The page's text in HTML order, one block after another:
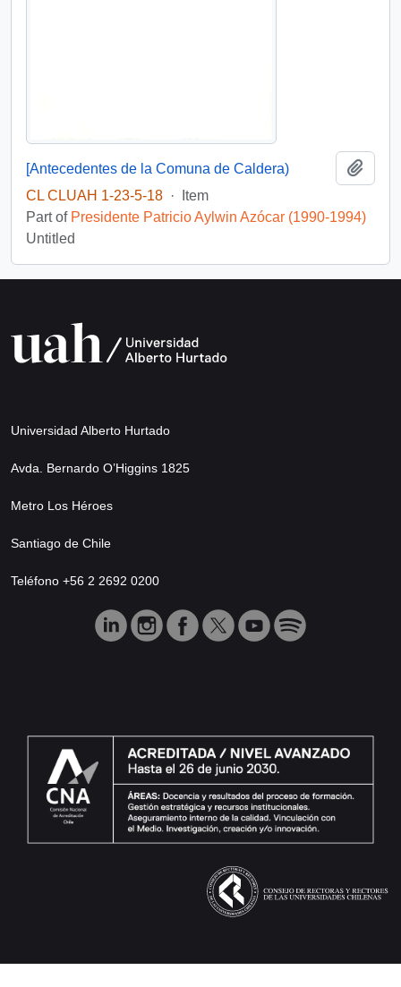
[Antecedentes de la Comuna de Caldera)
CL CLUAH 1-23-5-18 ·
Item
Part of Presidente Patricio Aylwin Azócar (1990-1994)
Untitled
Universidad Alberto Hurtado
Avda. Bernardo O’Higgins 1825
Metro Los Héroes
Santiago de Chile
Teléfono +56 2 2692 0200